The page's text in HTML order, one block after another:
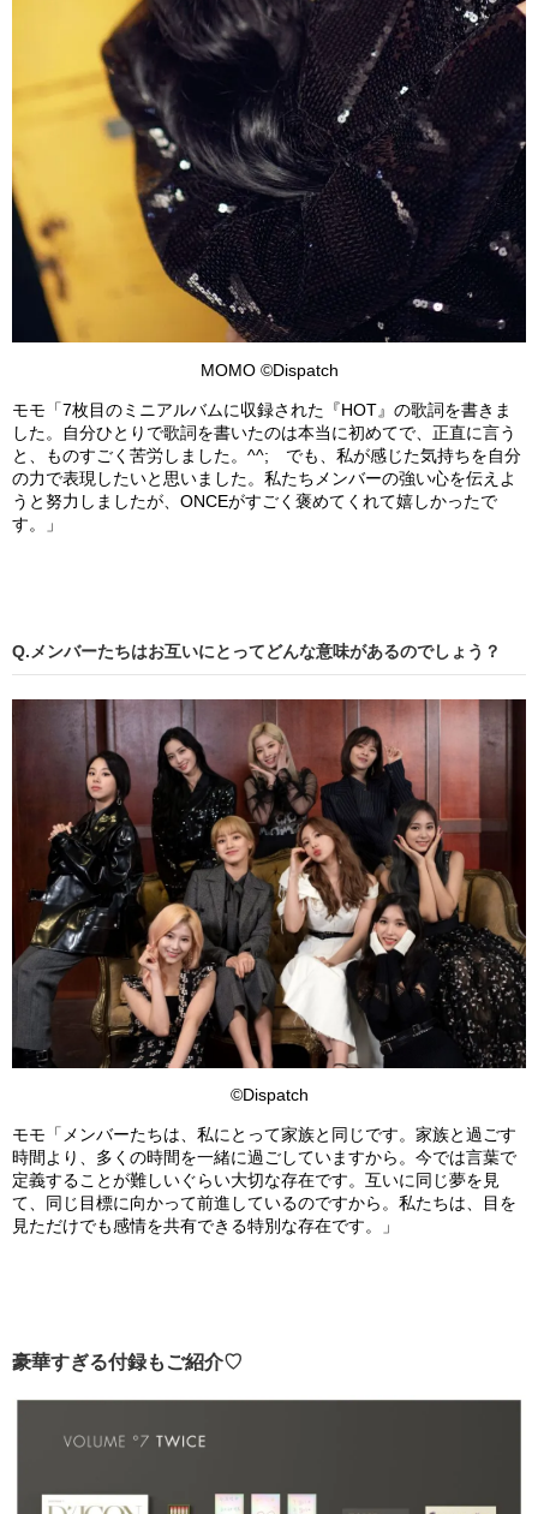
MOMO ©Dispatch
モモ「7枚目のミニアルバムに収録された『HOT』の歌詞を書きま
した。自分ひとりで歌詞を書いたのは本当に初めてで、正直に言う
と、ものすごく苦労しました。^^; でも、私が感じた気持ちを自分
の力で表現したいと思いました。私たちメンバーの強い心を伝えよ
うと努力しましたが、ONCEがすごく褒めてくれて嬉しかったで
す。」
Q.メンバーたちはお互いにとってどんな意味があるのでしょう？
©Dispatch
モモ「メンバーたちは、私にとって家族と同じです。家族と過ごす
時間より、多くの時間を一緒に過ごしていますから。今では言葉で
定義することが難しいぐらい大切な存在です。互いに同じ夢を見
て、同じ目標に向かって前進しているのですから。私たちは、目を
見ただけでも感情を共有できる特別な存在です。」
豪華すぎる付録もご紹介♡